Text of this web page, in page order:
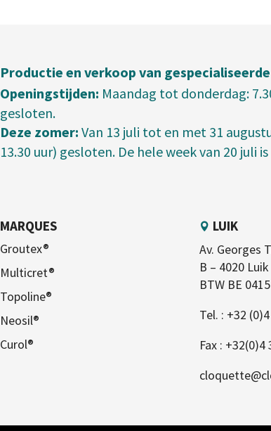
Productie en verkoop van
Openingstijden: Maandag tot donderdag:
gesloten.
Deze zomer: Van 13 juli tot en met 31
13.30 uur) gesloten. De hele week van 20 juli
MARQUES
Groutex®
Multicret®
Topoline®
Neosil®
Curol®
LUIK
Av. Georges
B – 4020
BTW BE
Tel. : +32
Fax : +32(0)4